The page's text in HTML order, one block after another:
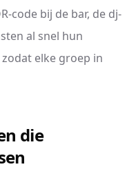
code bij de bar, de dj-
al snel hun
elke groep in
die